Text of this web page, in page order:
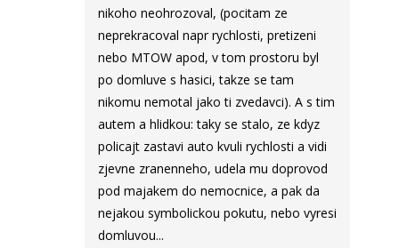
nikoho neohrozoval, (pocitam ze
neprekracoval napr rychlosti, pretizeni
nebo MTOW apod, v tom prostoru byl
po domluve s hasici, takze se tam
nikomu nemotal jako ti zvedavci). A s tim
autem a hlidkou: taky se stalo, ze kdyz
policajt zastavi auto kvuli rychlosti a vidi
zjevne zranenneho, udela mu doprovod
pod majakem do nemocnice, a pak da
nejakou symbolickou pokutu, nebo vyresi
domluvou...